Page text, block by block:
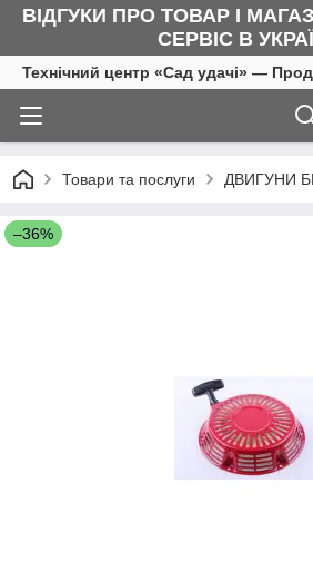
ВІДГУКИ ПРО ТОВАР І
СЕРВІС В
Технічний центр «Сад удачі» —
Товари та послуги ДВИГУНИ
–36%